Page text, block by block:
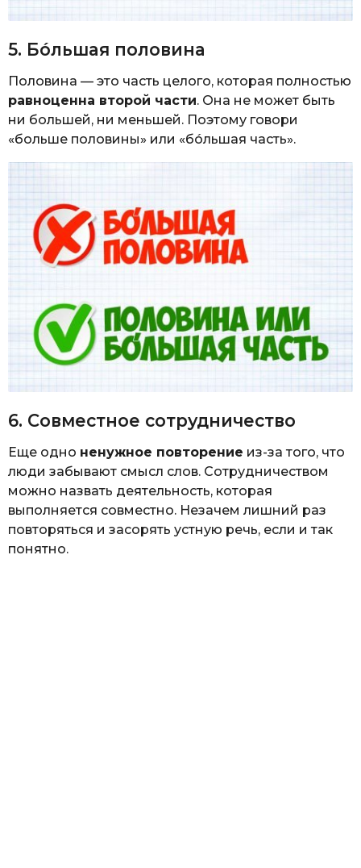
5. Бóльшая половина
Половина — это часть целого, которая полностью
равноценна второй части. Она не может быть
ни большей, ни меньшей. Поэтому говори
«больше половины» или «бóльшая часть».
6. Совместное сотрудничество
Еще одно ненужное повторение из-за того, что
люди забывают смысл слов. Сотрудничеством
можно назвать деятельность, которая
выполняется совместно. Незачем лишний раз
повторяться и засорять устную речь, если и так
понятно.